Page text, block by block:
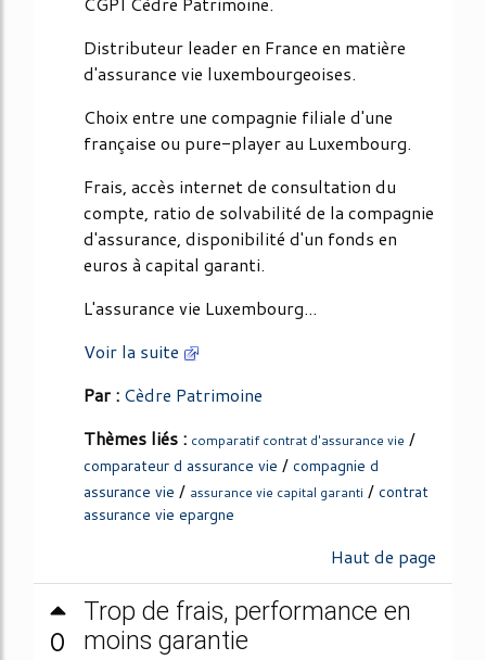
Distributeur leader en France en matière
d'assurance vie luxembourgeoises.
Choix entre une compagnie filiale d'une
française ou pure-player au Luxembourg.
Frais, accès internet de consultation du
compte, ratio de solvabilité de la compagnie
d'assurance, disponibilité d'un fonds en
euros à capital garanti.
L'assurance vie Luxembourg...
Voir la suite
Par : Cèdre Patrimoine
Thèmes liés : comparatif contrat d'assurance vie /
comparateur d assurance vie / compagnie d
assurance vie / assurance vie capital garanti / contrat
assurance vie epargne
Haut de page
0
Trop de frais, performance en
moins garantie